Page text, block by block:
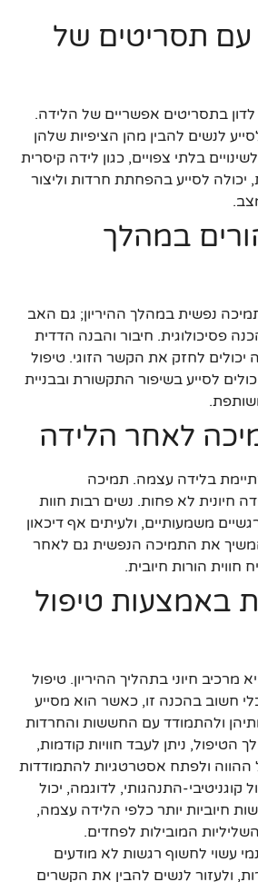
תסריטים של
בתסריטים אפשריים של הלידה.
לנשים להבין מהן הציפיות שלהן
בלתי צפויים, כגון לידה קיסרית
יכולה לסייע בהפחתת חרדות וליצור
במהלך
נפשית במהלך ההיריון; גם האב
פסיכולוגית. חיבור והבנה הדדית
יכולים לחזק את הקשר הזוגי. טיפול
לסייע בשיפור התקשורת ובבניית
לאחר הלידה
בלידה עצמה. תמיכה
חיונית לא פחות. נשים רבות חוות
משמעותיים, ולעיתים אף דיכאון
את התמיכה הנפשית גם לאחר
הורות חיובית.
באמצעות טיפול
מרכיב חיוני בתהליך ההיריון. טיפול
כלי חשוב בהכנה זו, כאשר הוא מסייע
ולהתמודד עם החששות והחרדות
הטיפול, ניתן לעבד חוויות קודמות,
ולפתח אסטרטגיות להתמודדות
התנהגותי, לדוגמה, יכול
חיוביות יותר כלפי הלידה עצמה,
המובילות לפחדים.
עשוי לחשוף רגשות לא מודעים
ולעזור לנשים להבין את הקשרים